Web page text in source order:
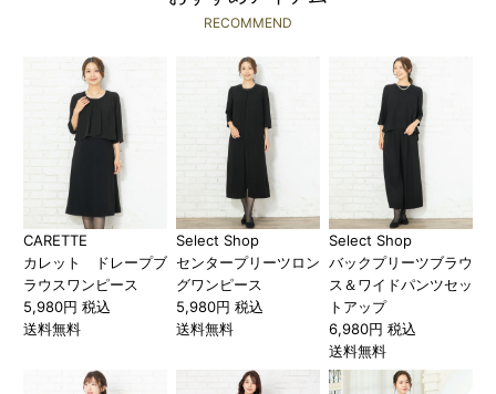
RECOMMEND
CARETTE
カレット ドレープブ
ラウスワンピース
5,980円 税込
送料無料
Select Shop
センタープリーツロン
グワンピース
5,980円 税込
送料無料
Select Shop
バックプリーツブラウ
ス＆ワイドパンツセッ
トアップ
6,980円 税込
送料無料